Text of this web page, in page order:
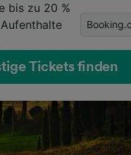
bis zu 20 %
Tickets finden